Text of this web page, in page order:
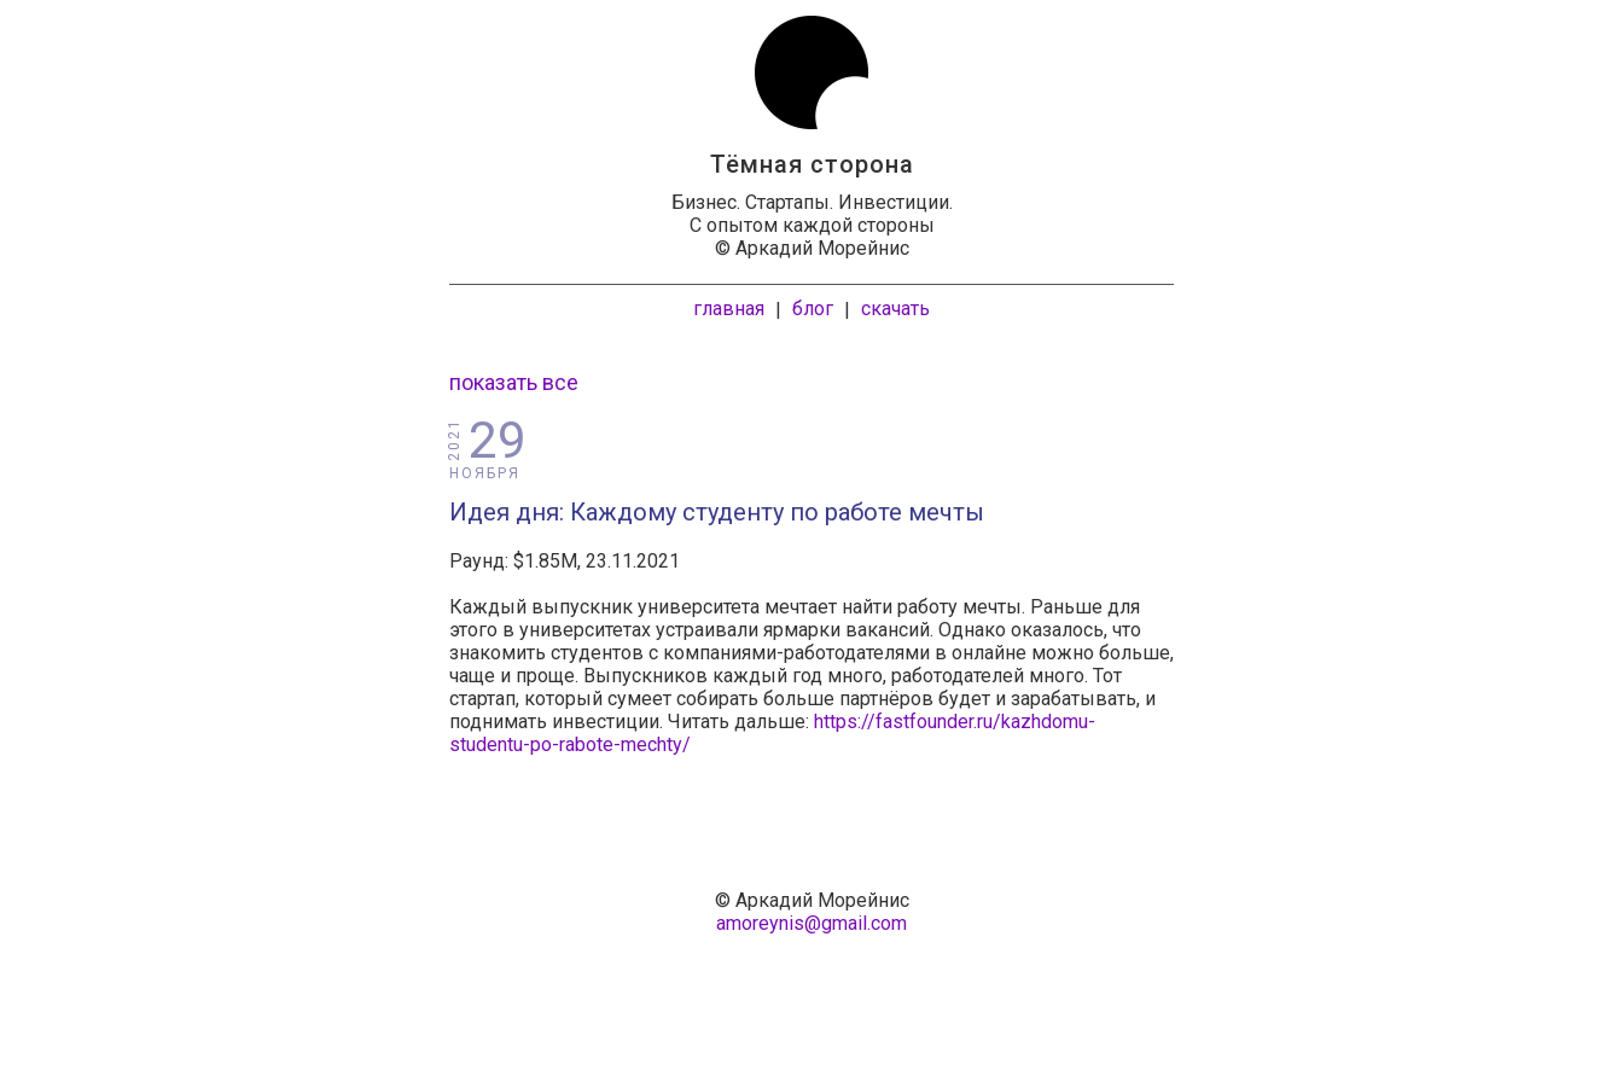
Тёмная сторона
Бизнес. Стартапы. Инвестиции.
С опытом каждой стороны
© Аркадий Морейнис
главная | блог | скачать
показать все
29
НОЯБРЯ
2021
Идея дня: Каждому студенту по работе мечты
Раунд: $1.85M, 23.11.2021
Каждый выпускник университета мечтает найти работу мечты. Раньше для
этого в университетах устраивали ярмарки вакансий. Однако оказалось, что
знакомить студентов с компаниями-работодателями в онлайне можно больше,
чаще и проще. Выпускников каждый год много, работодателей много. Тот
стартап, который сумеет собирать больше партнёров будет и зарабатывать, и
поднимать инвестиции. Читать дальше: https://fastfounder.ru/kazhdomu-
studentu-po-rabote-mechty/
© Аркадий Морейнис
amoreynis@gmail.com